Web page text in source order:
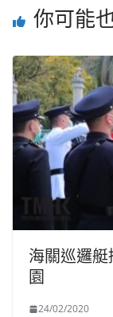
你可能
海關巡邏
園
24/02/2020